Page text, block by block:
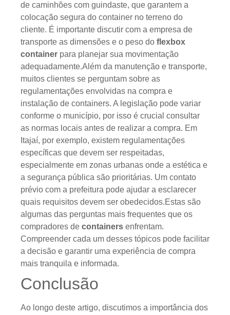
de caminhões com guindaste, que garantem a
colocação segura do container no terreno do
cliente. É importante discutir com a empresa de
transporte as dimensões e o peso do flexbox
container para planejar sua movimentação
adequadamente.Além da manutenção e transporte,
muitos clientes se perguntam sobre as
regulamentações envolvidas na compra e
instalação de containers. A legislação pode variar
conforme o município, por isso é crucial consultar
as normas locais antes de realizar a compra. Em
Itajaí, por exemplo, existem regulamentações
específicas que devem ser respeitadas,
especialmente em zonas urbanas onde a estética e
a segurança pública são prioritárias. Um contato
prévio com a prefeitura pode ajudar a esclarecer
quais requisitos devem ser obedecidos.Estas são
algumas das perguntas mais frequentes que os
compradores de containers enfrentam.
Compreender cada um desses tópicos pode facilitar
a decisão e garantir uma experiência de compra
mais tranquila e informada.
Conclusão
Ao longo deste artigo, discutimos a importância dos